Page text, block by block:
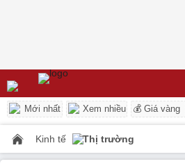
Mới nhất Xem nhiều 💰 Giá vàng
Kinh tế Thị trường